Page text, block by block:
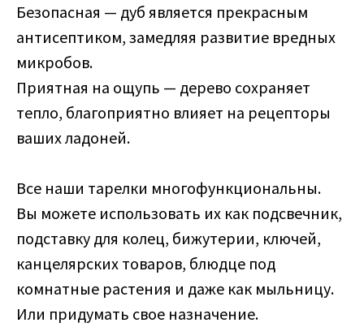
Безопасная — дуб является прекрасным
антисептиком, замедляя развитие вредных
микробов.
Приятная на ощупь — дерево сохраняет
тепло, благоприятно влияет на рецепторы
ваших ладоней.
Все наши тарелки многофункциональны.
Вы можете использовать их как подсвечник,
подставку для колец, бижутерии, ключей,
канцелярских товаров, блюдце под
комнатные растения и даже как мыльницу.
Или придумать свое назначение.